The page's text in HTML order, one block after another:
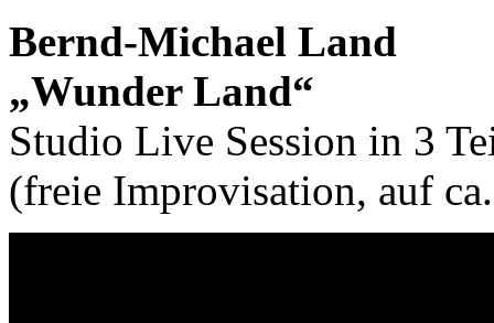
Bernd-Michael Land
„Wunder Land“
Studio Live Session in 3
(freie Improvisation, auf